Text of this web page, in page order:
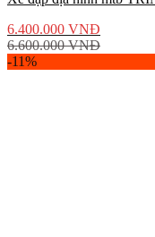
6.400.000 VNĐ
6.600.000VNĐ
-11%